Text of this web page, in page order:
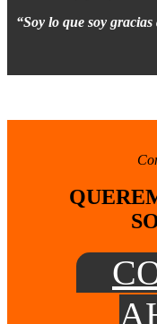
“Soy lo que soy